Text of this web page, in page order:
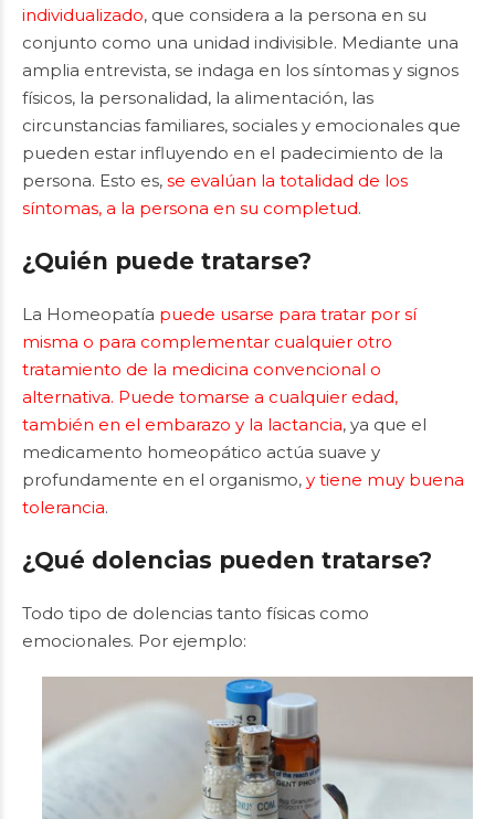
individualizado, que considera a la persona en su
conjunto como una unidad indivisible. Mediante una
amplia entrevista, se indaga en los síntomas y signos
físicos, la personalidad, la alimentación, las
circunstancias familiares, sociales y emocionales que
pueden estar influyendo en el padecimiento de la
persona. Esto es, se evalúan la totalidad de los
síntomas, a la persona en su completud.
¿Quién puede tratarse?
La Homeopatía puede usarse para tratar por sí
misma o para complementar cualquier otro
tratamiento de la medicina convencional o
alternativa. Puede tomarse a cualquier edad,
también en el embarazo y la lactancia, ya que el
medicamento homeopático actúa suave y
profundamente en el organismo, y tiene muy buena
tolerancia.
¿Qué dolencias pueden tratarse?
Todo tipo de dolencias tanto físicas como
emocionales. Por ejemplo: